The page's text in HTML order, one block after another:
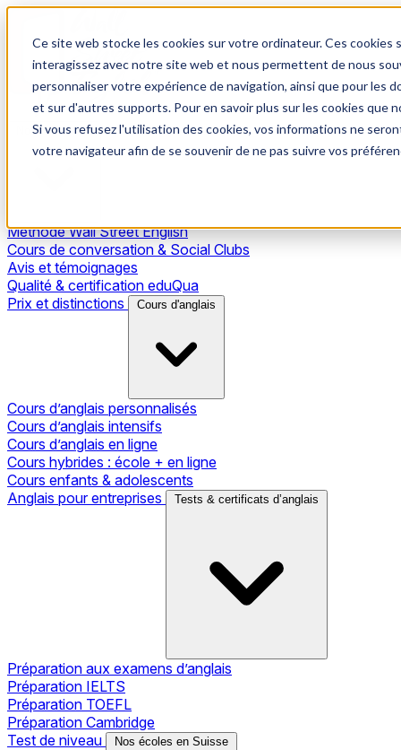
Ce site web stocke les cookies sur votre ordinateur. Ces
interagissez avec notre site web et nous permettent de nous
personnaliser votre expérience de navigation, ainsi que pour les
et sur d'autres supports. Pour en savoir plus sur les cookies
Si vous refusez l'utilisation des cookies, vos informations ne
votre navigateur afin de se souvenir de ne pas suivre vos
Notre méthode
Méthode Wall Street English
Cours de conversation & Social Clubs
Avis et témoignages
Qualité & certification eduQua
Prix et distinctions
Cours d'anglais
Cours d’anglais personnalisés
Cours d’anglais intensifs
Cours d’anglais en ligne
Cours hybrides : école + en ligne
Cours enfants & adolescents
Anglais pour entreprises
Tests & certificats d’anglais
Préparation aux examens d’anglais
Préparation IELTS
Préparation TOEFL
Préparation Cambridge
Test de niveau
Nos écoles en Suisse